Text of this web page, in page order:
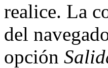
realice. La
del
opción